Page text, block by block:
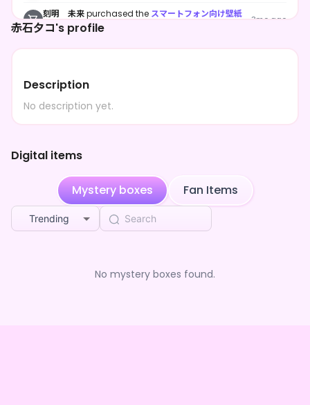
赤石夕コ's profile
Description
No description yet.
Digital items
Mystery boxes Fan Items
Trending
No mystery boxes found.
刻明 未来purchased the スマートフォン向け壁紙
「大漁旗風」
3mo ago
**** followed 赤石夕コ 3mo ago
ナカサキ
漁旗風」